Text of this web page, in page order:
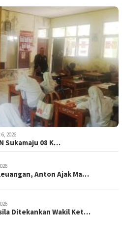
2026
Sukamaju 08 K…
Anton Ajak Ma…
Ditekankan Wakil Ket…